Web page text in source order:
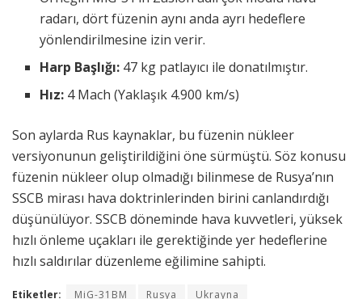
radarı, dört füzenin aynı anda ayrı hedeflere
yönlendirilmesine izin verir.
Harp Başlığı: 47 kg patlayıcı ile donatılmıştır.
Hız: 4 Mach (Yaklaşık 4.900 km/s)
Son aylarda Rus kaynaklar, bu füzenin nükleer
versiyonunun geliştirildiğini öne sürmüştü. Söz konusu
füzenin nükleer olup olmadığı bilinmese de Rusya’nın
SSCB mirası hava doktrinlerinden birini canlandırdığı
düşünülüyor. SSCB döneminde hava kuvvetleri, yüksek
hızlı önleme uçakları ile gerektiğinde yer hedeflerine
hızlı saldırılar düzenleme eğilimine sahipti.
Etiketler: MiG-31BM Rusya Ukrayna